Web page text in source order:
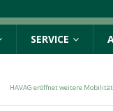
Mittwoch, 05.08.2026
SERVICE
HAVAG eröffnet weitere